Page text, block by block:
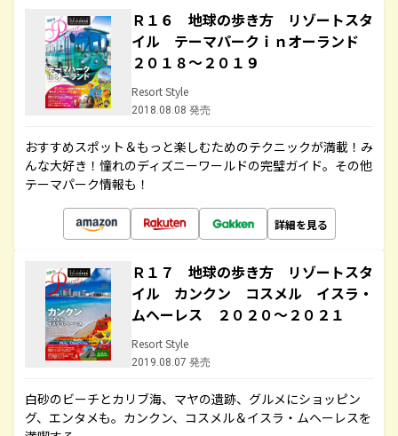
Ｒ１６ 地球の歩き方 リゾートスタ
イル テーマパークｉｎオーランド
２０１８～２０１９
Resort Style
2018.08.08 発売
おすすめスポット＆もっと楽しむためのテクニックが満載！み
んな大好き！憧れのディズニーワールドの完璧ガイド。その他
テーマパーク情報も！
詳細を見る
Ｒ１７ 地球の歩き方 リゾートスタ
イル カンクン コスメル イスラ・
ムヘーレス ２０２０～２０２１
Resort Style
2019.08.07 発売
白砂のビーチとカリブ海、マヤの遺跡、グルメにショッピン
グ、エンタメも。カンクン、コスメル＆イスラ・ムヘーレスを